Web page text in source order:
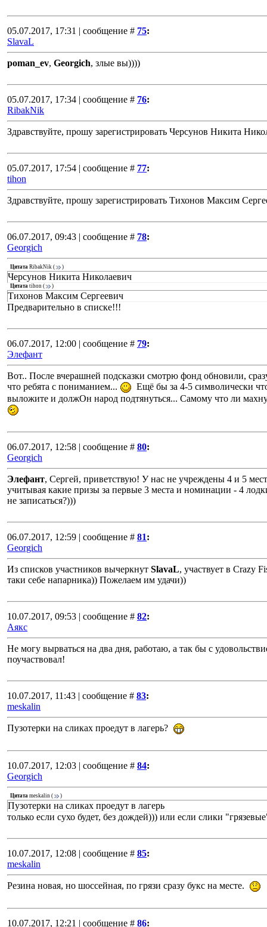
05.07.2017, 17:31 | сообщение # 75:
SlavaL
poman_ev, Georgich, злые вы))))
05.07.2017, 17:34 | сообщение # 76:
RibakNik
Здравствуйте, прошу зарегистрировать Черсунов Никита
05.07.2017, 17:54 | сообщение # 77:
tihon
Здравствуйте, прошу зарегистрировать Тихонов Максим
06.07.2017, 09:43 | сообщение # 78:
Georgich
Цитата RibakNik ( )
Черсунов Никита Николаевич
Цитата tihon ( )
Тихонов Максим Сергеевич
Предварительно в списке!!!
06.07.2017, 12:00 | сообщение # 79:
Элефант
Вот.. После вчерашней подсказки смотрю фонд обновили,
что ребята с пониманием...
Ещё бы за 4-5 символически
выложите и должОн народ подтянуться... Самому что ли
06.07.2017, 12:58 | сообщение # 80:
Georgich
Элефант, Сергей, приветствую! У нас не учреждены 4 и 5
учитывая какие призы за первые 3 места и номинации - 4
не записаться?)))
06.07.2017, 12:59 | сообщение # 81:
Georgich
Из списков участников вычеркнут SlavaL, участвует в Crazy
таки себе напарника)) Пожелаем им удачи))
10.07.2017, 09:53 | сообщение # 82:
Аякс
Не могу вырваться на два дня, работаю, а так бы с
поучаствовал!
10.07.2017, 11:43 | сообщение # 83:
meskalin
Пузотерки на сликах проедут в лагерь?
10.07.2017, 12:03 | сообщение # 84:
Georgich
Цитата meskalin ( )
Пузотерки на сликах проедут в лагерь
только если сухо будет, без дождей))) или если слики
10.07.2017, 12:08 | сообщение # 85:
meskalin
Резина новая, но шоссейная, по грязи сразу букс на месте.
10.07.2017, 12:21 | сообщение # 86: